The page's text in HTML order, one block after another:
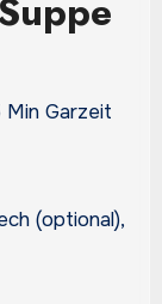
Garzeit
(optional),